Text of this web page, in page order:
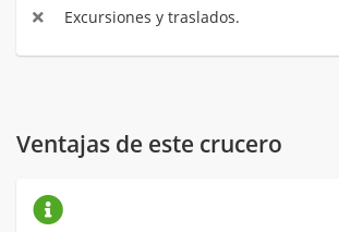
Excursiones y traslados.
Ventajas de este crucero